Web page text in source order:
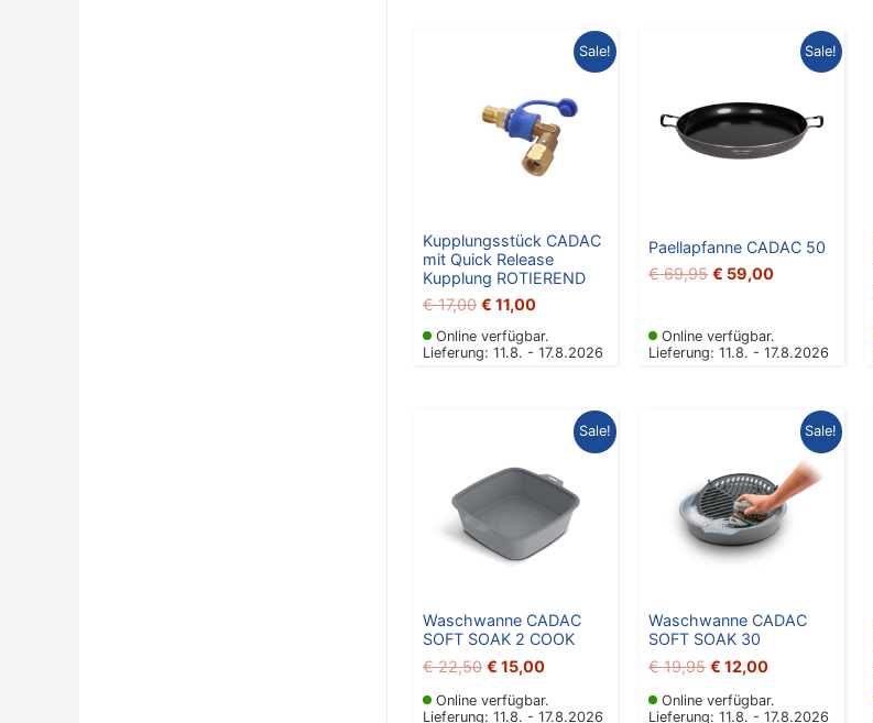
Sale!
Kupplungsstück CADAC
mit Quick Release
Kupplung ROTIEREND
€17,00
Ursprünglicher
€ 17,00
€ 11,00
Aktueller
€ 11,00.
Online verfügbar.
Lieferung: 11.8. - 17.8.2026
Sale!
Paellapfanne CADAC 50
€69,95
Ursprünglicher
€ 59,00
Aktueller
Preis
Online verfügbar.
Lieferung: 11.8. - 17.8.2026
Sale!
Waschwanne CADAC
SOFT SOAK 2 COOK
€22,50
Ursprünglicher
€ 22,50
€ 15,00
Aktueller
Preis
€ 15,00.
Online verfügbar.
Lieferung: 11.8. - 17.8.2026
Sale!
Waschwanne CADAC
SOFT SOAK 30
€19,95
Ursprünglicher
€ 19,95
€ 12,00
Aktueller
Preis
€ 12,00.
Online verfügbar.
Lieferung: 11.8. - 17.8.2026